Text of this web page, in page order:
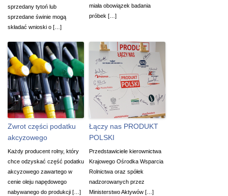
sprzedany tytoń lub
sprzedane świnie mogą
składać wnioski o […]
miała obowiązek badania
próbek […]
Zwrot części podatku
akcyzowego
Każdy producent rolny, który
chce odzyskać część podatku
akcyzowego zawartego w
cenie oleju napędowego
nabywanego do produkcji […]
Łączy nas PRODUKT
POLSKI
Przedstawiciele kierownictwa
Krajowego Ośrodka Wsparcia
Rolnictwa oraz spółek
nadzorowanych przez
Ministerstwo Aktywów […]